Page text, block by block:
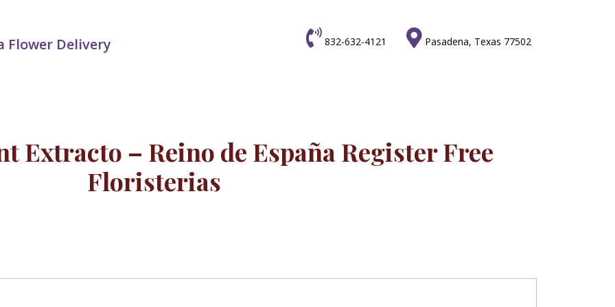
Flower Delivery  832-632-4121  Pasadena, Texas 77502
Extracto – Reino de España Register Free
Floristerias